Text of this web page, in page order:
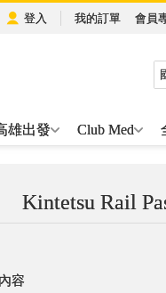
登入 我的訂單 會員
雄出發 Club Med
Kintetsu Rail
容